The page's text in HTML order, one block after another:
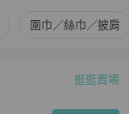
圍巾／絲巾／披肩
逛逛賣場